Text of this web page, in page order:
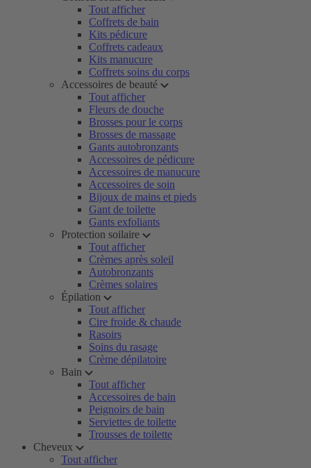
Tout afficher
Coffrets de bain
Kits pédicure
Coffrets cadeaux
Kits manucure
Coffrets soins du corps
Accessoires de beauté
Tout afficher
Fleurs de douche
Brosses pour le corps
Brosses de massage
Gants autobronzants
Accessoires de pédicure
Accessoires de manucure
Accessoires de soin
Bijoux de mains et pieds
Gant de toilette
Gants exfoliants
Protection soilaire
Tout afficher
Crèmes après soleil
Autobronzants
Crèmes solaires
Épilation
Tout afficher
Cire froide & chaude
Rasoirs
Soins du rasage
Crème dépilatoire
Bain
Tout afficher
Accessoires de bain
Peignoirs de bain
Serviettes de toilette
Trousses de toilette
Cheveux
Tout afficher